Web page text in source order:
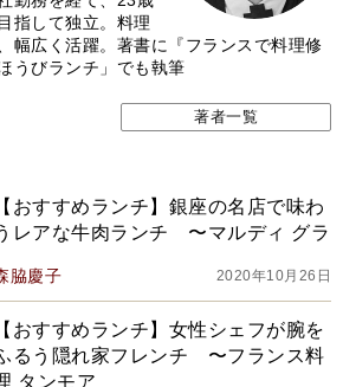
指して独立。料理
幅広く活躍。著書に『フランスで料理修
うびランチ」でも執筆
著者一覧
【おすすめランチ】銀座の名店で味わ
レアな牛肉ランチ 〜マルディ グラ
脇慶子 2020年10月26日
【おすすめランチ】女性シェフが腕を
るう隠れ家フレンチ 〜フランス料
タンモア